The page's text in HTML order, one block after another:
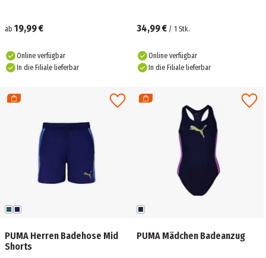
ab 19,99 €
Online verfügbar
In die Filiale lieferbar
34,99 € / 1 Stk.
Online verfügbar
In die Filiale lieferbar
PUMA Herren Badehose Mid
Shorts
PUMA Mädchen Badeanzug